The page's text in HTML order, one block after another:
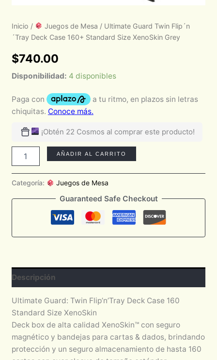
Inicio / Juegos de Mesa / Ultimate Guard Twin Flip´n
´Tray Deck Case 160+ Standard Size XenoSkin Grey
$740.00
Disponibilidad: 4 disponibles
¡Obtén 22 Cosmos al comprar este producto!
AÑADIR AL CARRITO
Categoría: Juegos de Mesa
Guaranteed Safe Checkout
Descripción
Ultimate Guard: Twin Flip’n’Tray Deck Case 160
Standard Size XenoSkin
Deck box de alta calidad XenoSkin™ con seguro
magnético y bandejas para cartas & dados, brindando
protección y un seguro almacenamiento de hasta 160